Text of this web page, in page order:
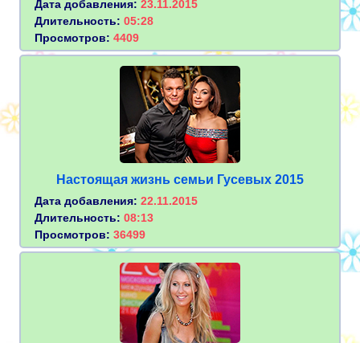
Дата добавления: 23.11.2015
Длительность: 05:28
Просмотров: 4409
Настоящая жизнь семьи Гусевых 2015
Дата добавления: 22.11.2015
Длительность: 08:13
Просмотров: 36499